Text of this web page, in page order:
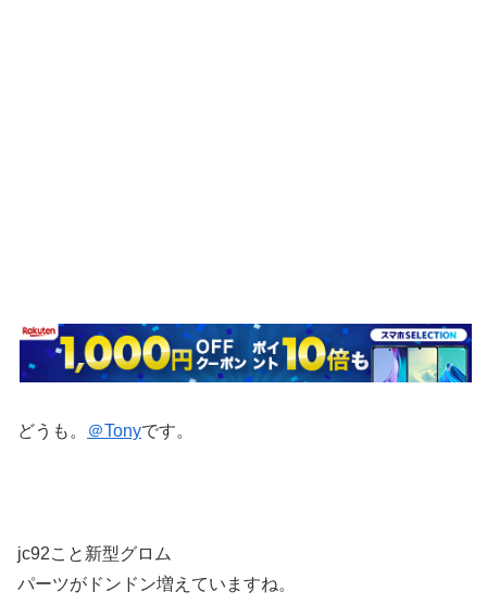
どうも。 ＠Tonyです。
jc92こと新型グロム
パーツがドンドン増えていますね。